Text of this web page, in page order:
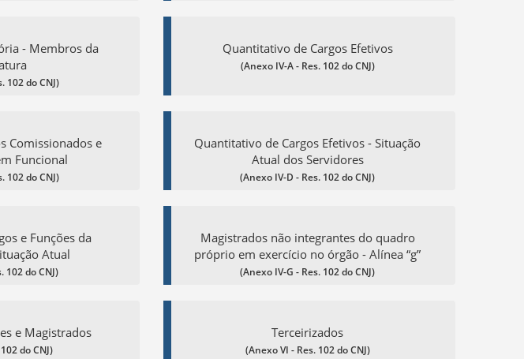
- Membros da
102 do CNJ)
Quantitativo de Cargos Efetivos
(Anexo IV-A - Res. 102 do CNJ)
Comissionados e
Funcional
102 do CNJ)
Quantitativo de Cargos Efetivos - Situação
Atual dos Servidores
(Anexo IV-D - Res. 102 do CNJ)
e Funções da
Atual
102 do CNJ)
Magistrados não integrantes do quadro
próprio em exercício no órgão - Alínea “g”
(Anexo IV-G - Res. 102 do CNJ)
e Magistrados
do CNJ)
Terceirizados
(Anexo VI - Res. 102 do CNJ)